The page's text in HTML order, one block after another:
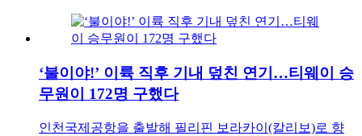
‘불이야!’ 이륙 직후 기내 덮친 연기…티웨이 승
무원이 172명 구했다
인천국제공항을 출발해 필리핀 보라카이(칼리보)로 향